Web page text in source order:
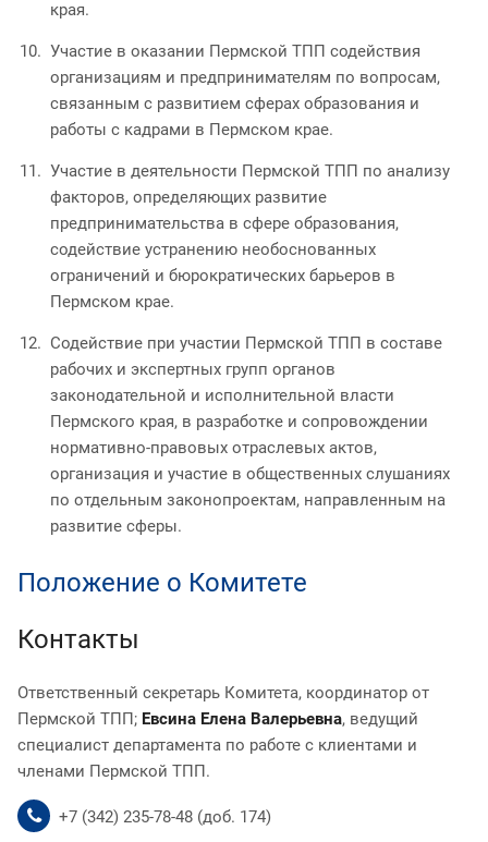
края.
Участие в оказании Пермской ТПП содействия
организациям и предпринимателям по вопросам,
связанным с развитием сферах образования и
работы с кадрами в Пермском крае.
Участие в деятельности Пермской ТПП по анализу
факторов, определяющих развитие
предпринимательства в сфере образования,
содействие устранению необоснованных
ограничений и бюрократических барьеров в
Пермском крае.
Содействие при участии Пермской ТПП в составе
рабочих и экспертных групп органов
законодательной и исполнительной власти
Пермского края, в разработке и сопровождении
нормативно-правовых отраслевых актов,
организация и участие в общественных слушаниях
по отдельным законопроектам, направленным на
развитие сферы.
Положение о Комитете
Контакты
Ответственный секретарь Комитета, координатор от
Пермской ТПП; Евсина Елена Валерьевна, ведущий
специалист департамента по работе с клиентами и
членами Пермской ТПП.
+7 (342) 235-78-48 (доб. 174)